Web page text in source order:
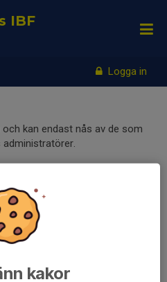
Logga in
IBF
kan endast nås av de som
kakor